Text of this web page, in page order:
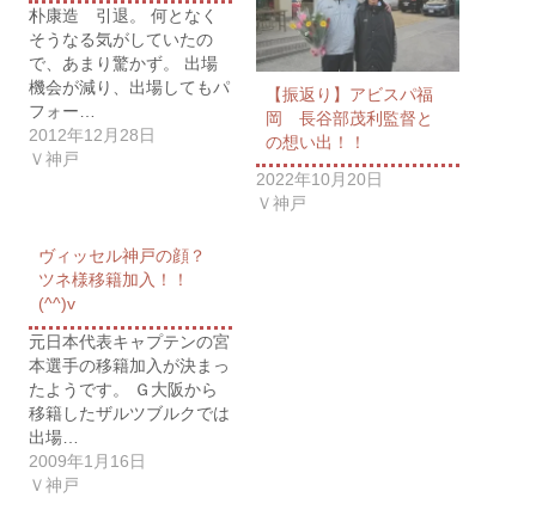
朴康造 引退。 何となく
そうなる気がしていたの
で、あまり驚かず。 出場
機会が減り、出場してもパ
フォー…
2012年12月28日
Ｖ神戸
【振返り】アビスパ福
岡 長谷部茂利監督と
の想い出！！
2022年10月20日
Ｖ神戸
ヴィッセル神戸の顔？
ツネ様移籍加入！！
(^^)v
元日本代表キャプテンの宮
本選手の移籍加入が決まっ
たようです。 Ｇ大阪から
移籍したザルツブルクでは
出場…
2009年1月16日
Ｖ神戸